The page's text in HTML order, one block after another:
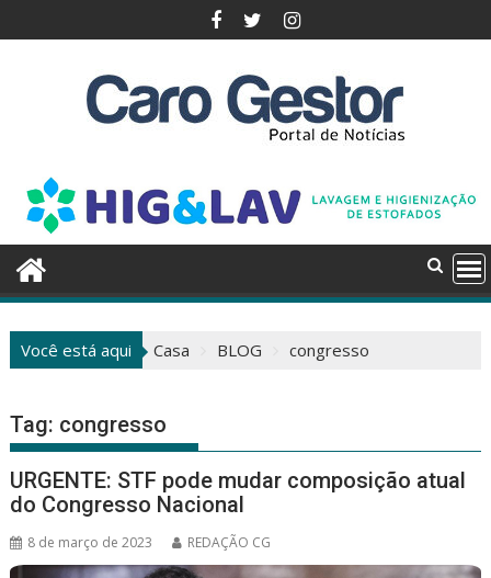
para
Você está aqui Casa BLOG congresso
Tag: congresso
URGENTE: STF pode mudar composição atual
do Congresso Nacional
8 de março de 2023 REDAÇÃO CG